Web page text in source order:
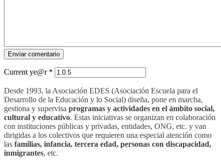
Current ye@r *
Desde 1993, la Asociación EDES (Asociación Escuela para el
Desarrollo de la Educación y lo Social) diseña, pone en marcha,
gestiona y supervisa programas y actividades en el ámbito social,
cultural y educativo. Estas iniciativas se organizan en colaboración
con instituciones públicas y privadas, entidades, ONG, etc. y van
dirigidas a los colectivos que requieren una especial atención como
las familias, infancia, tercera edad, personas con discapacidad,
inmigrantes, etc.